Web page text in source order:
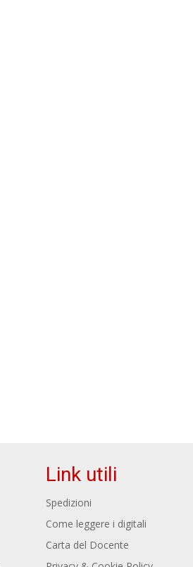
Link utili
Spedizioni
Come leggere i digitali
Carta del Docente